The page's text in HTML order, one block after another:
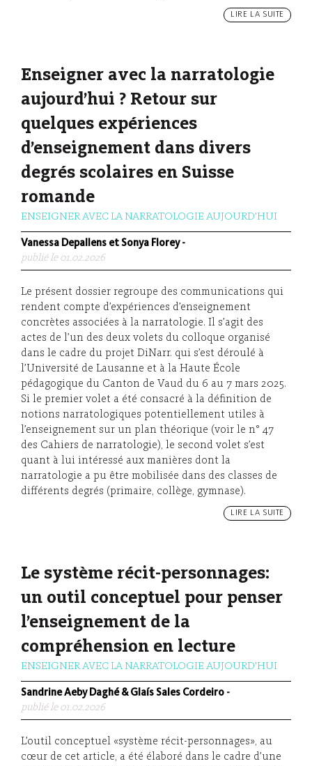
LIRE LA SUITE
Enseigner avec la narratologie
aujourd’hui ? Retour sur
quelques expériences
d’enseignement dans divers
degrés scolaires en Suisse
romande
ENSEIGNER AVEC LA NARRATOLOGIE AUJOURD'HUI
Vanessa Depallens et Sonya Florey-
publié le 01.02.2026
Le présent dossier regroupe des communications qui
rendent compte d’expériences d’enseignement
concrètes associées à la narratologie. Il s’agit des
actes de l’un des deux volets du colloque organisé
dans le cadre du projet DiNarr. qui s’est déroulé à
l’Université de Lausanne et à la Haute École
pédagogique du Canton de Vaud du 6 au 7 mars 2025.
Si le premier volet a été consacré à la définition de
notions narratologiques potentiellement utiles à
l’enseignement sur un plan théorique (voir le n° 47
des Cahiers de narratologie), le second volet s’est
quant à lui intéressé aux manières dont la
narratologie a pu être mobilisée dans des classes de
différents degrés (primaire, collège, gymnase).
LIRE LA SUITE
Le système récit-personnages:
un outil conceptuel pour penser
l’enseignement de la
compréhension en lecture
ENSEIGNER AVEC LA NARRATOLOGIE AUJOURD'HUI
Sandrine Aeby Daghé & Glaís Sales Cordeiro -
publié le 01.02.2026
L’outil conceptuel «système récit-personnages», au
cœur de cet article, a été élaboré dans le cadre d’une